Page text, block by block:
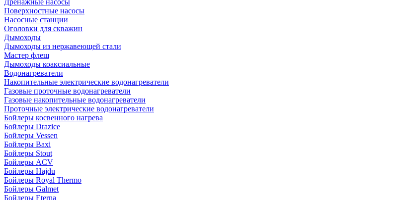
Дренажные насосы
Поверхностные насосы
Насосные станции
Оголовки для скважин
Дымоходы
Дымоходы из нержавеющей стали
Мастер флеш
Дымоходы коаксиальные
Водонагреватели
Накопительные электрические водонагреватели
Газовые проточные водонагреватели
Газовые накопительные водонагреватели
Проточные электрические водонагреватели
Бойлеры косвенного нагрева
Бойлеры Drazice
Бойлеры Vessen
Бойлеры Baxi
Бойлеры Stout
Бойлеры ACV
Бойлеры Hajdu
Бойлеры Royal Thermo
Бойлеры Galmet
Бойлеры Eterna